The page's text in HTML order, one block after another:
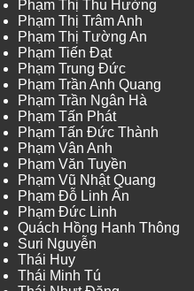
Phạm Thị Thu Hường
Phạm Thị Trâm Anh
Phạm Thị Tường An
Phạm Tiến Đạt
Phạm Trung Đức
Phạm Trần Anh Quang
Phạm Trần Ngân Hà
Phạm Tấn Phát
Phạm Tấn Đức Thành
Phạm Vân Anh
Phạm Văn Tuyền
Phạm Vũ Nhật Quang
Phạm Đỗ Linh Ấn
Phạm Đức Linh
Quách Hồng Hanh Thông
Suri Nguyễn
Thái Huy
Thái Minh Tú